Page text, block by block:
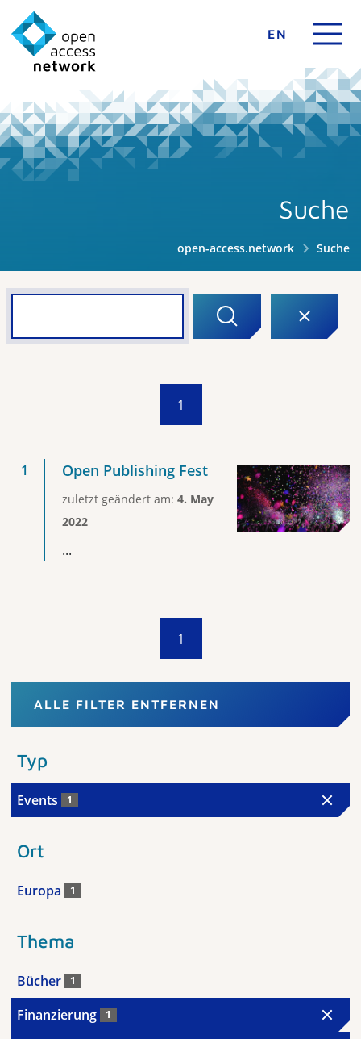
EN
Suche
open-access.network Suche
1
Open Publishing Fest
zuletzt geändert am: 4. May
2022
...
1
ALLE FILTER ENTFERNEN
Typ
Events 1
Ort
Europa 1
Thema
Bücher 1
Finanzierung 1